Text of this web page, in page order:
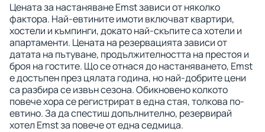
Цената за настаняване Emst зависи от няколко
фактора. Най-евтините имоти включват квартири,
хостели и къмпинги, докато най-скъпите са хотели и
апартаменти. Цената на резервацията зависи от
датата на пътуване, продължителността на престоя и
броя на гостите. Що се отнася до настаняването, Emst
е достъпен през цялата година, но най-добрите цени
са разбира се извън сезона. Обикновено колкото
повече хора се регистрират в една стая, толкова по-
евтино. За да спестиш допълнително, резервирай
хотел Emst за повече от една седмица.